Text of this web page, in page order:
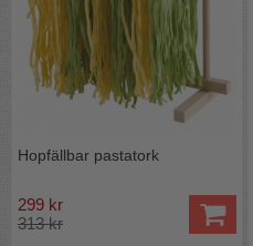
Hopfällbar pastatork
299 kr
313 kr